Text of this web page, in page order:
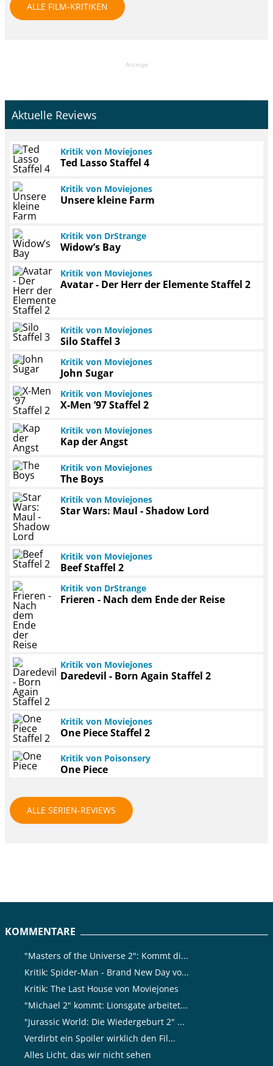
ALLE FILM-KRITIKEN
Anzeige
Aktuelle Reviews
Kritik von Moviejones
Ted Lasso Staffel 4
Kritik von Moviejones
Unsere kleine Farm
Kritik von DrStrange
Widow’s Bay
Kritik von Moviejones
Avatar - Der Herr der Elemente Staffel 2
Kritik von Moviejones
Silo Staffel 3
Kritik von Moviejones
John Sugar
Kritik von Moviejones
X-Men ’97 Staffel 2
Kritik von Moviejones
Kap der Angst
Kritik von Moviejones
The Boys
Kritik von Moviejones
Star Wars: Maul - Shadow Lord
Kritik von Moviejones
Beef Staffel 2
Kritik von DrStrange
Frieren - Nach dem Ende der Reise
Kritik von Moviejones
Daredevil - Born Again Staffel 2
Kritik von Moviejones
One Piece Staffel 2
Kritik von Poisonsery
One Piece
ALLE SERIEN-REVIEWS
KOMMENTARE
"Masters of the Universe 2": Kommt di...
Kritik: Spider-Man - Brand New Day vo...
Kritik: The Last House von Moviejones
"Michael 2" kommt: Lionsgate arbeitet...
"Jurassic World: Die Wiedergeburt 2" ...
Verdirbt ein Spoiler wirklich den Fil...
Alles Licht, das wir nicht sehen